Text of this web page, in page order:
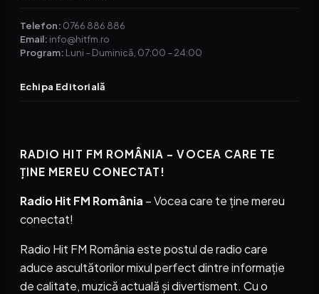
Telefon: 0766 886 886
Email: info@hitfm.ro
Program: Luni – Duminică, 07:00 – 24:00
Echipa Editorială
RADIO HIT FM ROMÂNIA – VOCEA CARE TE
ȚINE MEREU CONECTAT!
Radio Hit FM România – Vocea care te ține mereu
conectat!
Radio Hit FM România este postul de radio care
aduce ascultătorilor mixul perfect dintre informație
de calitate, muzică actuală și divertisment. Cu o